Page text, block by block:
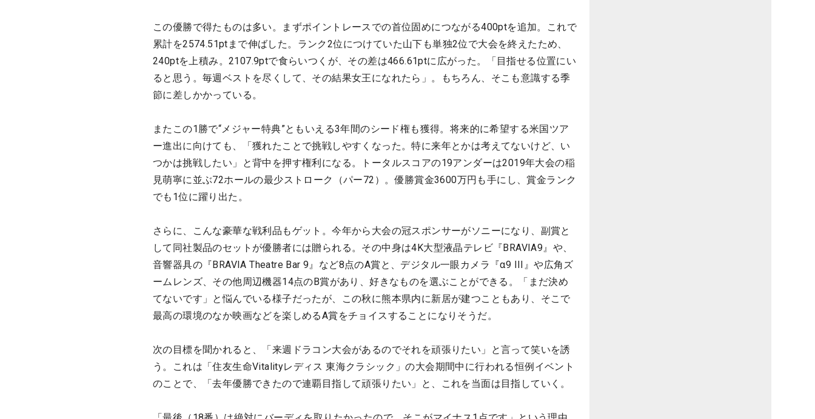
この優勝で得たものは多い。まずポイントレースでの首位固めにつながる400ptを追加。これで
累計を2574.51ptまで伸ばした。ランク2位につけていた山下も単独2位で大会を終えたため、
240ptを上積み。2107.9ptで食らいつくが、その差は466.61ptに広がった。「目指せる位置にい
ると思う。毎週ベストを尽くして、その結果女王になれたら」。もちろん、そこも意識する季
節に差しかかっている。
またこの1勝で“メジャー特典”ともいえる3年間のシード権も獲得。将来的に希望する米国ツア
ー進出に向けても、「獲れたことで挑戦しやすくなった。特に来年とかは考えてないけど、い
つかは挑戦したい」と背中を押す権利になる。トータルスコアの19アンダーは2019年大会の稲
見萌寧に並ぶ72ホールの最少ストローク（パー72）。優勝賞金3600万円も手にし、賞金ランク
でも1位に躍り出た。
さらに、こんな豪華な戦利品もゲット。今年から大会の冠スポンサーがソニーになり、副賞と
して同社製品のセットが優勝者には贈られる。その中身は4K大型液晶テレビ『BRAVIA9』や、
音響器具の『BRAVIA Theatre Bar 9』など8点のA賞と、デジタル一眼カメラ『α9 III』や広角ズ
ームレンズ、その他周辺機器14点のB賞があり、好きなものを選ぶことができる。「まだ決め
てないです」と悩んでいる様子だったが、この秋に熊本県内に新居が建つこともあり、そこで
最高の環境のなか映画などを楽しめるA賞をチョイスすることになりそうだ。
次の目標を聞かれると、「来週ドラコン大会があるのでそれを頑張りたい」と言って笑いを誘
う。これは「住友生命Vitalityレディス 東海クラシック」の大会期間中に行われる恒例イベント
のことで、「去年優勝できたので連覇目指して頑張りたい」と、これを当面は目指していく。